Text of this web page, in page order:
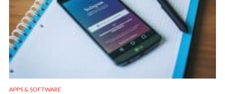
APPS & SOFTWARE